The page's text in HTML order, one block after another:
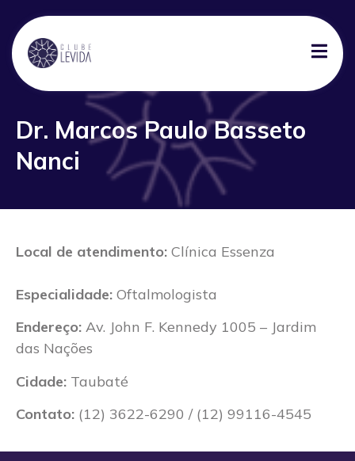
Dr. Marcos Paulo Basseto
Nanci
Local de atendimento: Clínica Essenza
Especialidade: Oftalmologista
Endereço: Av. John F. Kennedy 1005 – Jardim
das Nações
Cidade: Taubaté
Contato: (12) 3622-6290 / (12) 99116-4545